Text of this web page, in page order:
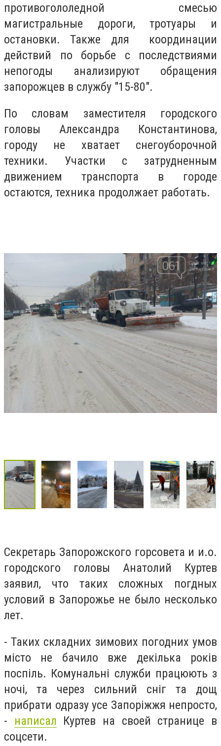
противогололедной смесью
магистральные дороги, тротуары и
остановки. Также для координации
действий по борьбе с последствиями
непогоды анализируют обращения
запорожцев в службу "15-80".
По словам заместителя городского
головы Александра Константинова,
городу не хватает снегоуборочной
техники. Участки с затрудненным
движением транспорта в городе
остаются, техника продолжает работать.
Секретарь Запорожского горсовета и и.о.
городского головы Анатолий Куртев
заявил, что таких сложных погдных
условий в Запорожье не было несколько
лет.
- Таких складних зимових погодних умов
місто не бачило вже декілька років
поспіль. Комунальні служби працюють з
ночі, та через сильний сніг та дощ
прибрати одразу усе Запоріжжя непросто,
- написал Куртев на своей странице в
соцсети.